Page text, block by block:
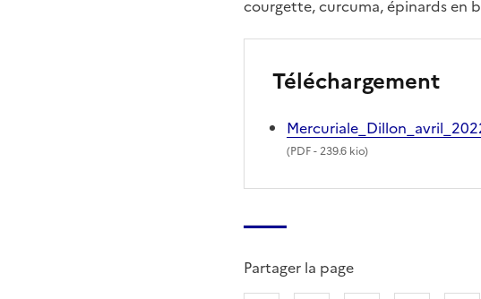
courgette, curcuma, épinards en
Téléchargement
(PDF- 239.6 kio)
Partager la page